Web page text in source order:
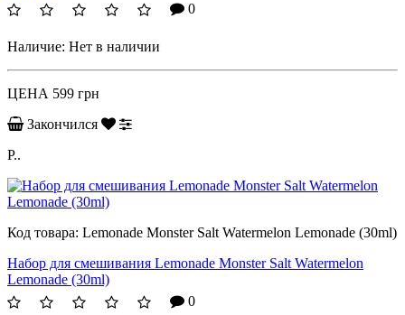
0
Наличие: Нет в наличии
ЦЕНА 599 грн
Закончился
P..
Код товара: Lemonade Monster Salt Watermelon Lemonade (30ml)
Набор для смешивания Lemonade Monster Salt Watermelon
Lemonade (30ml)
0